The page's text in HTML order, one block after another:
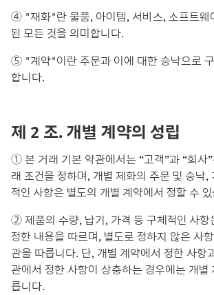
④ "재화"란 물품, 아이템, 서비스, 소프트웨
된 모든 것을 의미합니다.
⑤ "계약"이란 주문과 이에 대한 승낙으로
합니다.
제 2 조. 개별 계약의 성립
① 본 거래 기본 약관에서는 “고객”과 “회사
래 조건을 정하며, 개별 제화의 주문 및 승낙,
적인 사항은 별도의 개별 계약에서 정할 수
② 제품의 수량, 납기, 가격 등 구체적인 사항
정한 내용을 따르며, 별도로 정하지 않은 사
관을 따릅니다. 단, 개별 계약에서 정한 사항
관에서 정한 사항이 상충하는 경우에는 개별
릅니다.